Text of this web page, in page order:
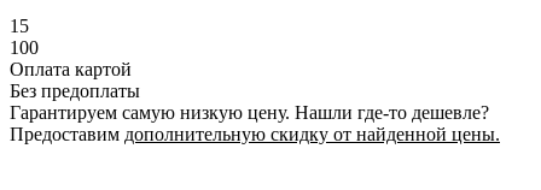
15
100
Оплата картой
Без предоплаты
Гарантируем самую низкую цену. Нашли где-то дешевле?
Предоставим дополнительную скидку от найденной цены.